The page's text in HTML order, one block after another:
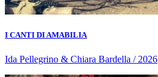
I CANTI DI AMABILIA
Ida Pellegrino & Chiara Bardella / 2026